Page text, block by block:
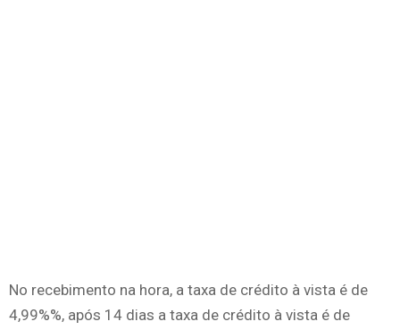
No recebimento na hora, a taxa de crédito à vista é de
4,99%%, após 14 dias a taxa de crédito à vista é de